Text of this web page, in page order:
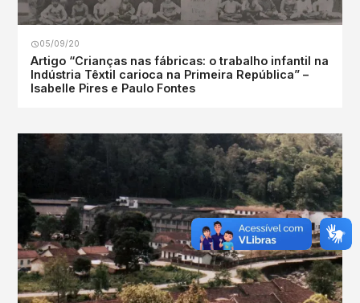
05/09/20
Artigo “Crianças nas fábricas: o trabalho infantil na
Indústria Têxtil carioca na Primeira República” –
Isabelle Pires e Paulo Fontes